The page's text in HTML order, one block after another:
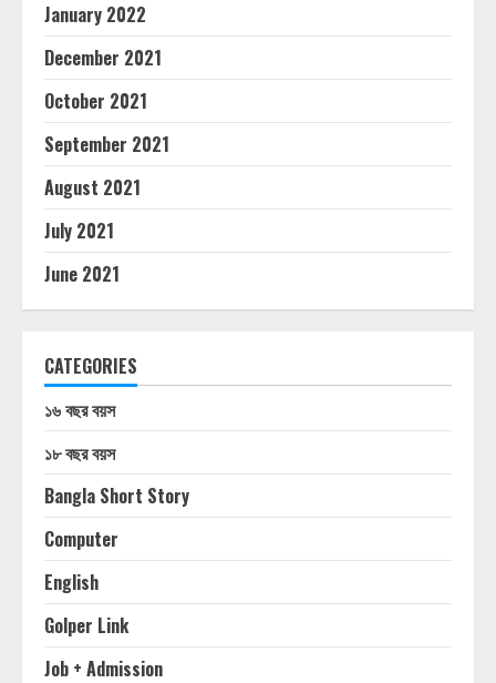
January 2022
December 2021
October 2021
September 2021
August 2021
July 2021
June 2021
CATEGORIES
১৬ বছর বয়স
১৮ বছর বয়স
Bangla Short Story
Computer
English
Golper Link
Job + Admission